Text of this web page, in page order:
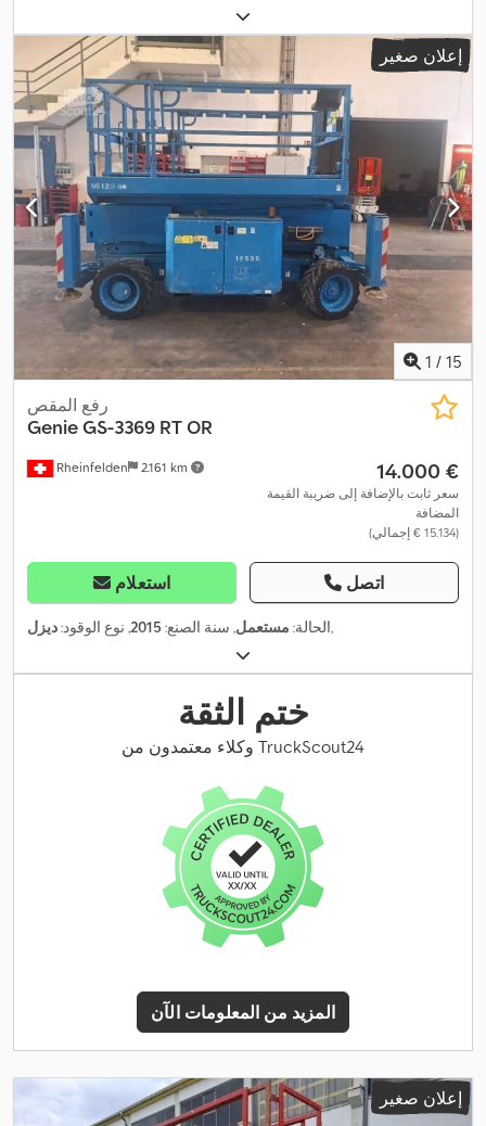
إعلان صغير
1 / 15
Rheinfelden 2.161 km
رفع المقص
GenieGS-3369 RT OR
‏14.000 €
سعر ثابت بالإضافة إلى ضريبة القيمة
المضافة
(‏15.134 € إجمالي)
استعلام اتصل
الحالة: مستعمل, سنة الصنع: 2015, نوع الوقود:ديزل ,
ختم الثقة
وكلاء معتمدون من TruckScout24
المزيد من المعلومات الآن
إعلان صغير